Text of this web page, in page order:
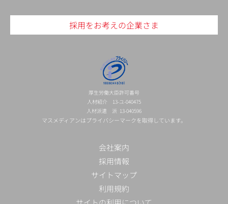
採用をお考えの企業さま
厚生労働大臣許可番号
人材紹介 13-ユ-040475
人材派遣 派 13-040596
マスメディアンはプライバシーマークを取得しています。
会社案内
採用情報
サイトマップ
利用規約